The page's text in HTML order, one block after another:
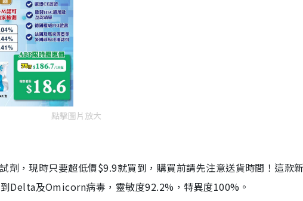
點擊圖片放大
，現時只要超低價$9.9就買到，購買前請先注意送貨時間！這款
Delta及Omicorn病毒，靈敏度92.2%，特異度100%。